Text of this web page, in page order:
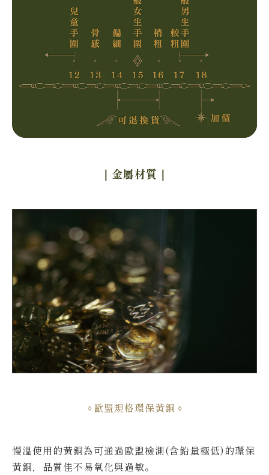
｜金屬材質 ｜
歐盟規格環保黃銅
慢溫使用的黃銅為可通過歐盟檢測(含鉛量極低)的環保
黃銅，品質佳不易氧化與過敏。